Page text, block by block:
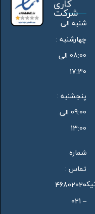
کاری
شرکت
شنبه الی
چهارشنبه :
08:00 الی
17:30
پنجشنبه :
09:00 الی
13:00
شماره
تماس :
46802020
– 021